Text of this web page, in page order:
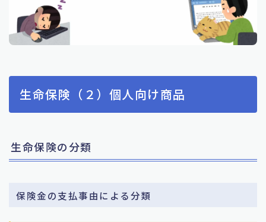
生命保険（２）個人向け商品
生命保険の分類
保険金の支払事由による分類